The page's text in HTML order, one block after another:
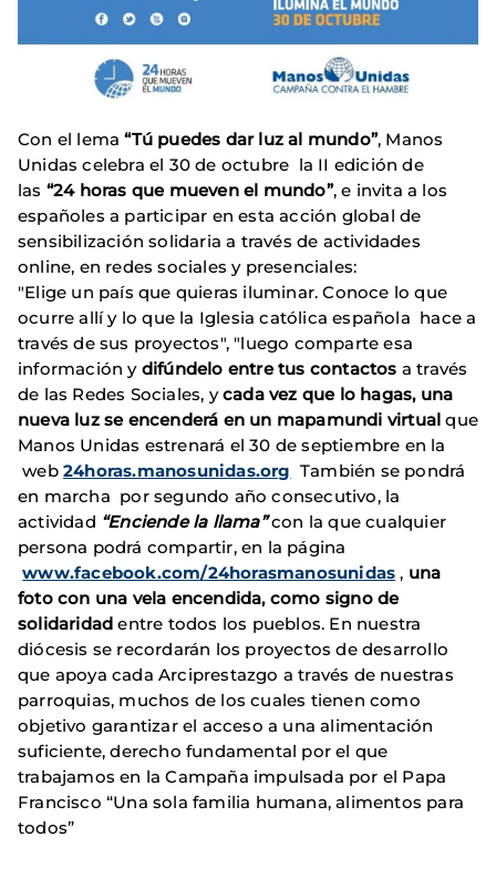
Con el lema“Tú puedes dar luz al mundo”, Manos
Unidas celebra el 30 de octubre la II edición de
las “24 horas que mueven el mundo”, e invita a los
españoles a participar en esta acción global de
sensibilización solidaria a través de actividades
online, en redes sociales y presenciales:
"Elige un país que quieras iluminar. Conoce lo que
ocurre allí y lo que la Iglesia católica española hace a
través de sus proyectos", "luego comparte esa
información y difúndelo entre tus contactos a través
de las Redes Sociales, ycada vez que lo hagas, una
nueva luz se encenderá en un mapamundi virtual que
Manos Unidas estrenará el 30 de septiembre en la
web24horas.manosunidas.org También se pondrá
en marcha por segundo año consecutivo, la
actividad “Enciende la llama”con la que cualquier
persona podrá compartir, en la página
www.facebook.com/24horasmanosunidas , una
foto con una vela encendida, como signo de
solidaridad entre todos los pueblos. En nuestra
diócesis se recordarán los proyectos de desarrollo
que apoya cada Arciprestazgo a través de nuestras
parroquias, muchos de los cuales tienen como
objetivo garantizar el acceso a una alimentación
suficiente, derecho fundamental por el que
trabajamos en la Campaña impulsada por el Papa
Francisco “Una sola familia humana, alimentos para
todos”